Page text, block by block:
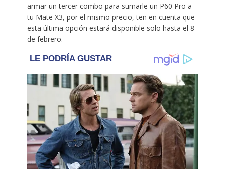
armar un tercer combo para sumarle un P60 Pro a
tu Mate X3, por el mismo precio, ten en cuenta que
esta última opción estará disponible solo hasta el 8
de febrero.